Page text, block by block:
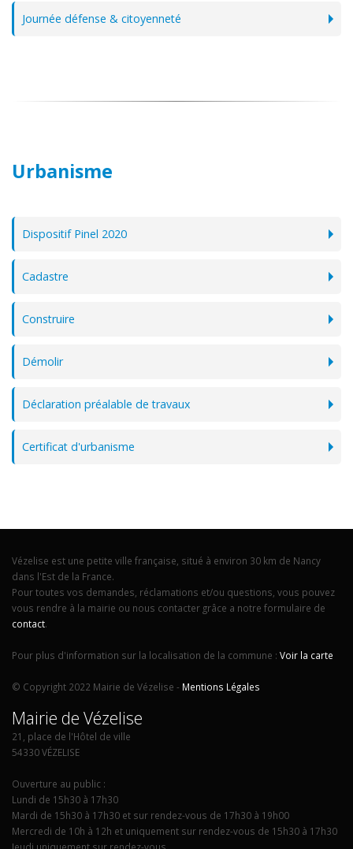
Journée défense & citoyenneté
Urbanisme
Dispositif Pinel 2020
Cadastre
Construire
Démolir
Déclaration préalable de travaux
Certificat d'urbanisme
Vézelise est une petite ville française, situé à environ 30 km de Nancy
dans l'Est de la France.
Pour toutes vos demandes, réclamations et/ou questions, vous pouvez
vous rendre à la mairie ou nous contacter grâce a notre formulaire de
contact.
Pour plus d'information sur la localisation de la commune : Voir la carte
© Copyright 2022 Mairie de Vézelise - Mentions Légales
Mairie de Vézelise
21, place de l'Hôtel de ville
54330 VÉZELISE
Ouverture au public :
Lundi de 15h30 à 17h30
Mardi de 15h30 à 17h30 et sur rendez-vous de 17h30 à 19h00
Mercredi de 10h à 12h et uniquement sur rendez-vous de 15h30 à 17h30